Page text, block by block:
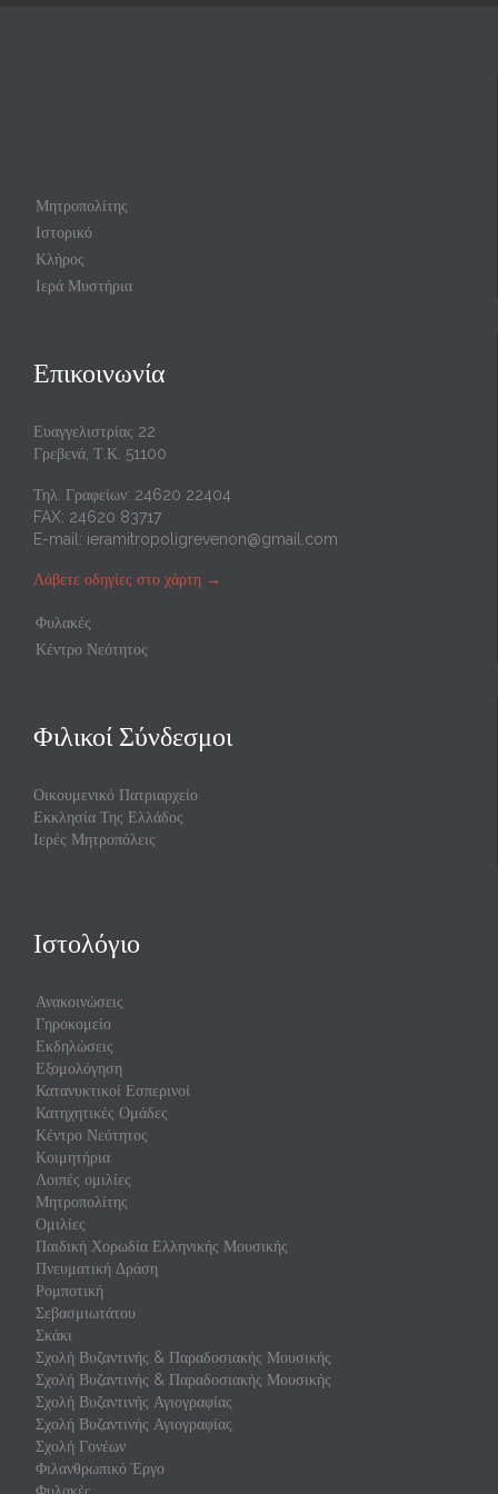
Μητροπολίτης
Ιστορικό
Κλήρος
Ιερά Μυστήρια
Επικοινωνία
Ευαγγελιστρίας 22
Γρεβενά, Τ.Κ. 51100
Τηλ. Γραφείων: 24620 22404
FAX: 24620 83717
E-mail: ieramitropoligrevenon@gmail.com
Λάβετε οδηγίες στο χάρτη →
Φυλακές
Κέντρο Νεότητος
Φιλικοί Σύνδεσμοι
Οικουμενικό Πατριαρχείο
Εκκλησία Της Ελλάδος
Ιερές Μητροπόλεις
Ιστολόγιο
Ανακοινώσεις
Γηροκομείο
Εκδηλώσεις
Εξομολόγηση
Κατανυκτικοί Εσπερινοί
Κατηχητικές Ομάδες
Κέντρο Νεότητος
Κοιμητήρια
Λοιπές ομιλίες
Μητροπολίτης
Ομιλίες
Παιδική Χορωδία Ελληνικής Μουσικής
Πνευματική Δράση
Ρομποτική
Σεβασμιωτάτου
Σκάκι
Σχολή Βυζαντινής & Παραδοσιακής Μουσικής
Σχολή Βυζαντινής & Παραδοσιακής Μουσικής
Σχολή Βυζαντινής Αγιογραφίας
Σχολή Βυζαντινής Αγιογραφίας
Σχολή Γονέων
Φιλανθρωπικό Έργο